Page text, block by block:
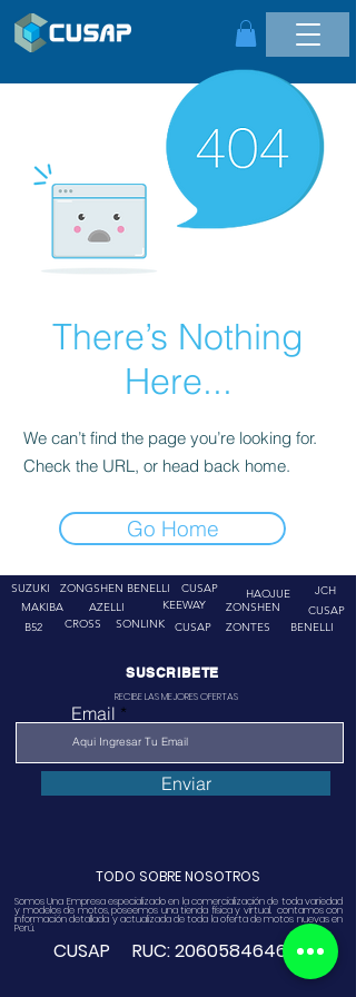
There’s Nothing
Here...
We can’t find the page you’re looking for.
Check the URL, or head back home.
Go Home
SUZUKI
ZONGSHEN
MAKIBA
AZELLI
BENELLI
CUSAP
KEEWAY
B52
CROSS SONLINK CUSAP
HAOJUE
JCH
ZONSHEN
ZONTES
CUSAP
BENELLI
SUSCRIBETE
RECIBE LAS MEJORES OFERTAS
Email
Enviar
TODO SOBRE NOSOTROS
Somos Una Empresa especializado en la comercialización de toda variedad
y modelos de motos, poseemos una tienda física y virtual. contamos con
información detallada y actualizada de toda la oferta de motos nuevas en
Perú.
CUSAP RUC:20605846468